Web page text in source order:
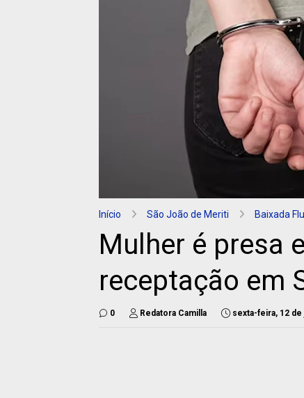
Início São João de Meriti Baixada
Mulher é presa
receptação em
0 Redatora Camilla sexta-feira, 12